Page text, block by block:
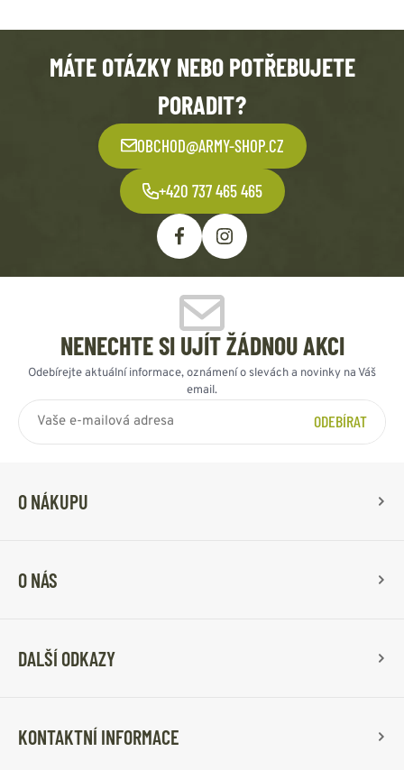
MÁTE OTÁZKY NEBO POTŘEBUJETE
PORADIT?
OBCHOD@ARMY-SHOP.CZ
+420 737 465 465
NENECHTE SI UJÍT ŽÁDNOU AKCI
Odebírejte aktuální informace, oznámení o slevách a novinky na Váš
email.
ODEBÍRAT
O NÁKUPU
O NÁS
DALŠÍ ODKAZY
KONTAKTNÍ INFORMACE